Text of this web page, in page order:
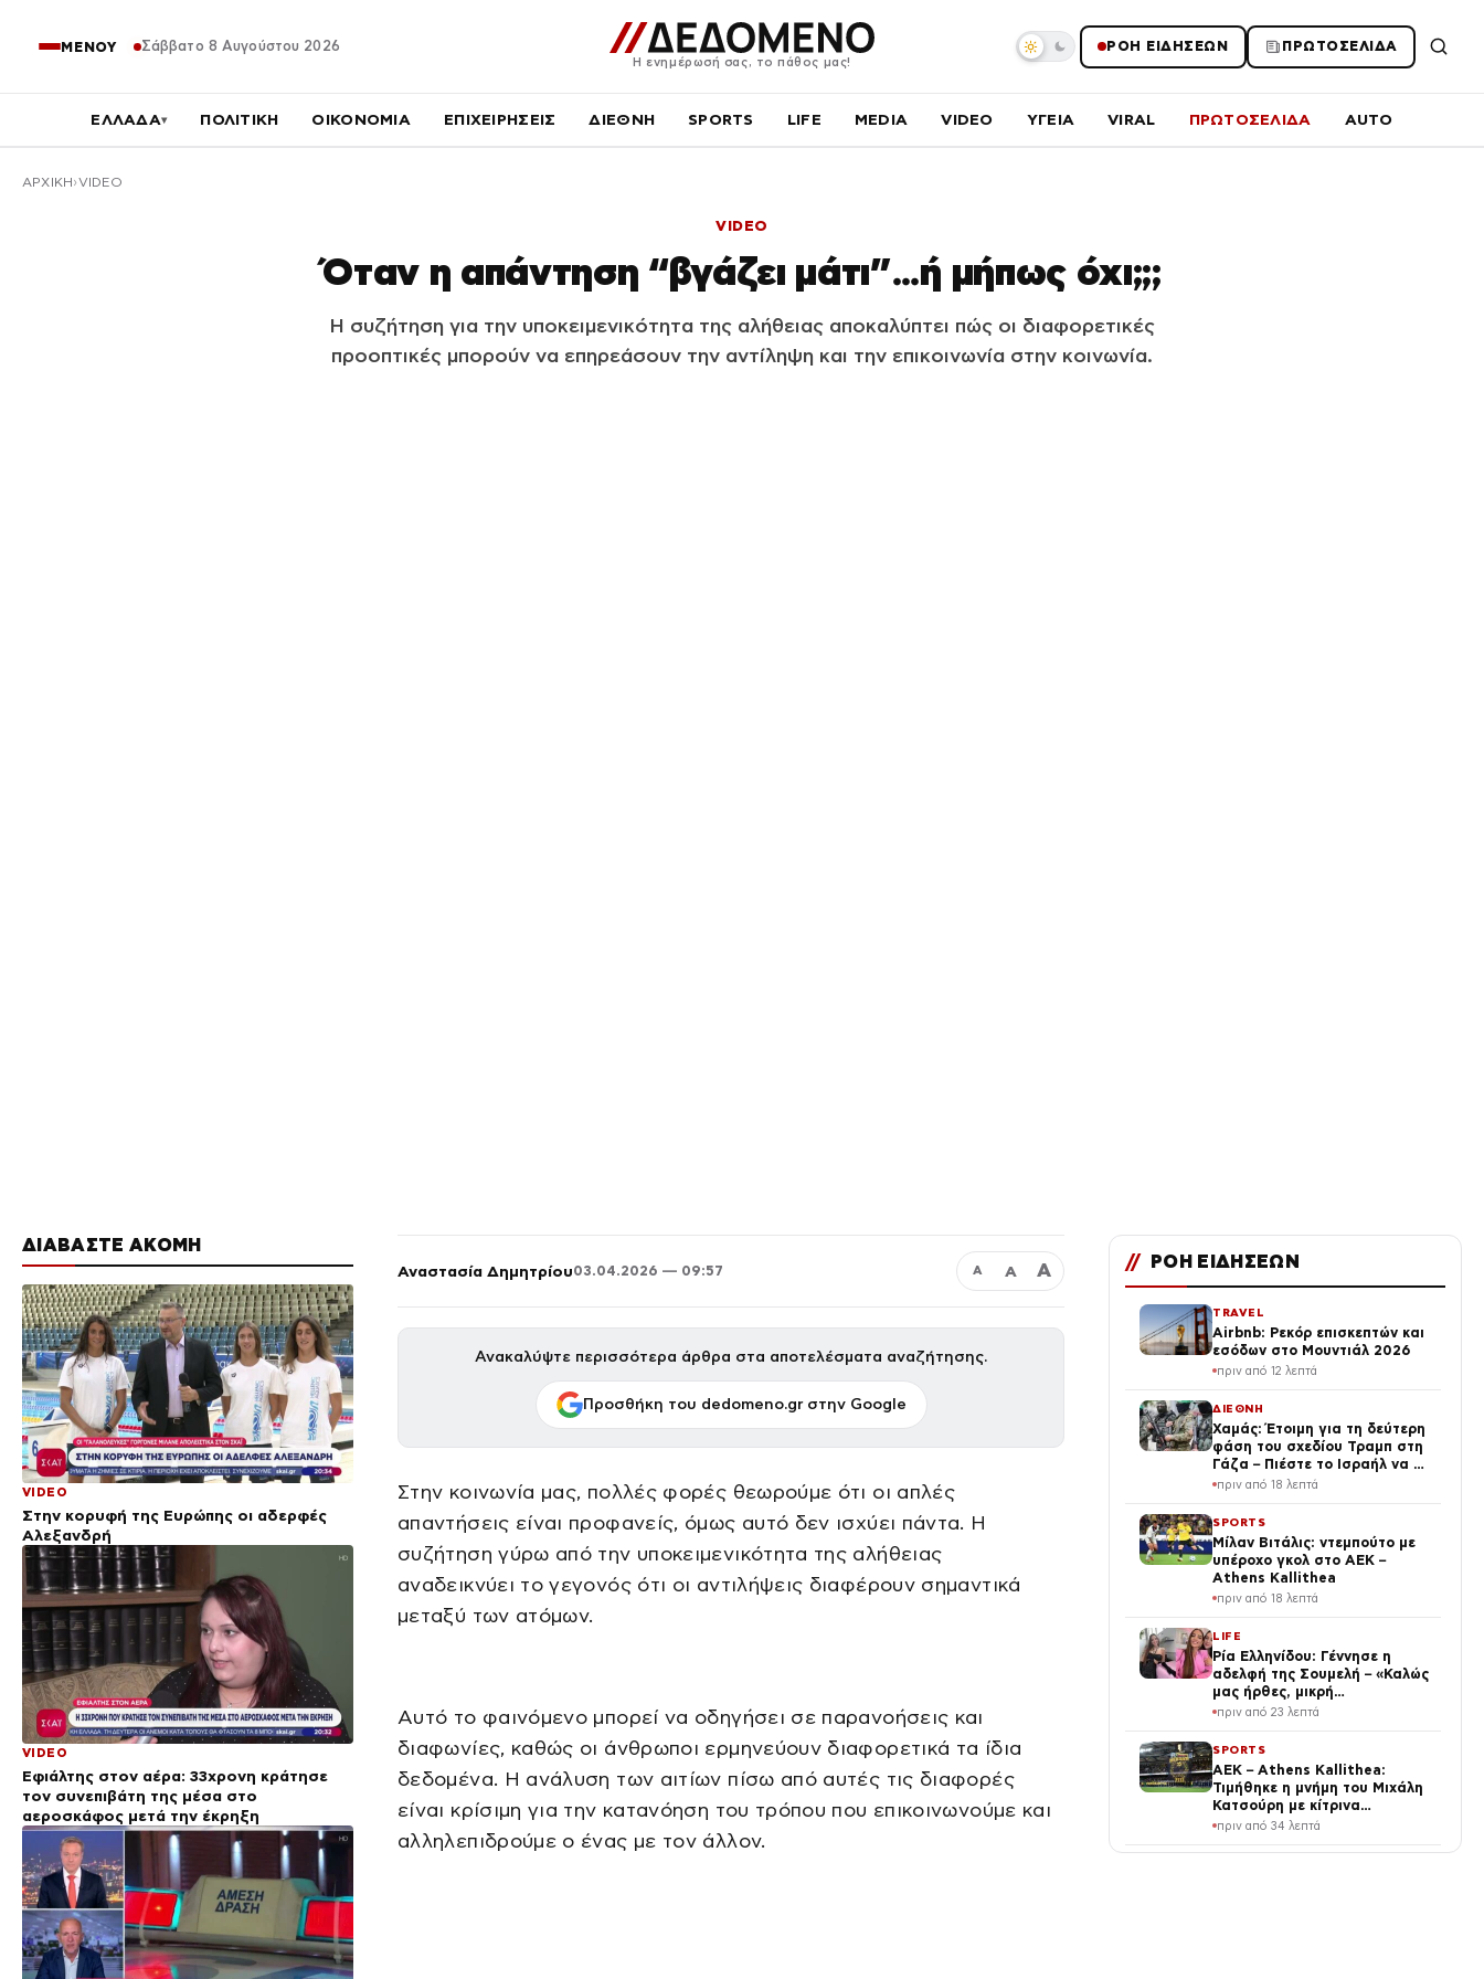
ΜΕΝΟΥ Σάββατο 8 Αυγούστου 2026
Η ενημέρωσή σας, το πάθος μας!
ΡΟΗ ΕΙΔΗΣΕΩΝ ΠΡΩΤΟΣΕΛΙΔΑ
ΕΛΛΑΔΑ▾ ΠΟΛΙΤΙΚΗ ΟΙΚΟΝΟΜΙΑ ΕΠΙΧΕΙΡΗΣΕΙΣ ΔΙΕΘΝΗ SPORTS LIFE MEDIA VIDEO ΥΓΕΙΑ VIRAL ΠΡΩΤΟΣΕΛΙΔΑ AUTO
ΑΡΧΙΚΉ VIDEO
VIDEO
Όταν η απάντηση “βγάζει μάτι”…ή μήπως όχι;;;
Η συζήτηση για την υποκειμενικότητα της αλήθειας αποκαλύπτει πώς οι διαφορετικές
προοπτικές μπορούν να επηρεάσουν την αντίληψη και την επικοινωνία στην κοινωνία.
ΔΙΑΒΑΣΤΕ ΑΚΟΜΗ
VIDEO
Στην κορυφή της Ευρώπης οι αδερφές
Αλεξανδρή
VIDEO
Εφιάλτης στον αέρα: 33χρονη κράτησε
τον συνεπιβάτη της μέσα στο
αεροσκάφος μετά την έκρηξη
Αναστασία Δημητρίου03.04.2026 — 09:57 Α Α Α
Ανακαλύψτε περισσότερα άρθρα στα αποτελέσματα αναζήτησης.
Προσθήκη του dedomeno.gr στην Google
Στην κοινωνία μας, πολλές φορές θεωρούμε ότι οι απλές
απαντήσεις είναι προφανείς, όμως αυτό δεν ισχύει πάντα. Η
συζήτηση γύρω από την υποκειμενικότητα της αλήθειας
αναδεικνύει το γεγονός ότι οι αντιλήψεις διαφέρουν σημαντικά
μεταξύ των ατόμων.
Αυτό το φαινόμενο μπορεί να οδηγήσει σε παρανοήσεις και
διαφωνίες, καθώς οι άνθρωποι ερμηνεύουν διαφορετικά τα ίδια
δεδομένα. Η ανάλυση των αιτίων πίσω από αυτές τις διαφορές
είναι κρίσιμη για την κατανόηση του τρόπου που επικοινωνούμε και
αλληλεπιδρούμε ο ένας με τον άλλον.
// ΡΟΗ ΕΙΔΗΣΕΩΝ
TRAVEL
Airbnb: Ρεκόρ επισκεπτών και
εσόδων στο Μουντιάλ 2026
πριν από 12 λεπτά
ΔΙΕΘΝΗ
Χαμάς: Έτοιμη για τη δεύτερη
φάση του σχεδίου Τραμπ στη
Γάζα – Πιέστε το Ισραήλ να το
εφαρμόσει
πριν από 18 λεπτά
SPORTS
Μίλαν Βιτάλις: ντεμπούτο με
υπέροχο γκολ στο ΑΕΚ –
Athens Kallithea
πριν από 18 λεπτά
LIFE
Ρία Ελληνίδου: Γέννησε η
αδελφή της Σουμελή – «Καλώς
μας ήρθες, μικρή
πριγκίπισσα»
πριν από 23 λεπτά
SPORTS
ΑΕΚ – Athens Kallithea:
Τιμήθηκε η μνήμη του Μιχάλη
Κατσούρη με κίτρινα
τριαντάφυλλα και πανό
πριν από 34 λεπτά